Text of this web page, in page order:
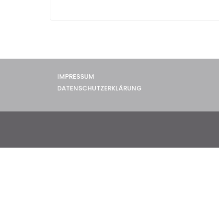
IMPRESSUM
DATENSCHUTZERKLÄRUNG